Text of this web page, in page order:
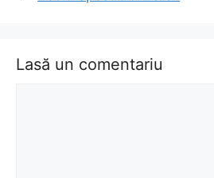
Lasă un comentariu